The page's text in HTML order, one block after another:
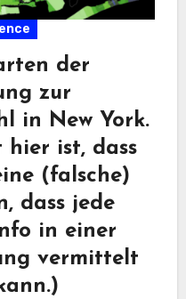
der
zur
in New York.
ist, dass
(falsche)
dass jede
in einer
vermittelt